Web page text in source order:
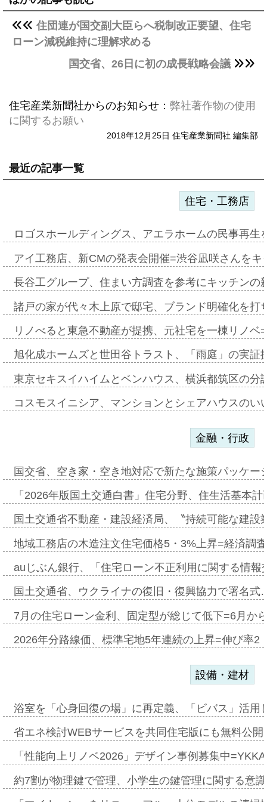
住団連が国交副大臣らへ税制改正要望、住宅
ローン減税維持に理解求める
国交省、26日に初の成長戦略会議
住宅産業新聞社からのお知らせ： 弊社著作物の使用
に関するお願い
2018年12月25日 住宅産業新聞社 編集部
最近の記事一覧
住宅・工務店
ロゴスホールディングス、アエラホームの民事再
アイ工務店、新CMの発表会開催=渋谷凪咲さんを
長谷工グループ、住まい方調査を参考にキッチン
諸戸の家が代々木上原で邸宅、ブランド明確化を
リノべると東急不動産が提携、元社宅を一棟リノ
旭化成ホームズと世田谷トラスト、「雨庭」の実
東京セキスイハイムとベンハウス、横浜都筑区の
コスモスイニシア、マンションとシェアハウスの
金融・行政
国交省、空き家・空き地対応で新たな施策パッケ
「2026年版国土交通白書」住宅分野、住生活基本
国土交通省不動産・建設経済局、〝持続可能な建
地域工務店の木造注文住宅価格5・3%上昇=経済調
auじぶん銀行、「住宅ローン不正利用に関する情
国土交通省、ウクライナの復旧・復興協力で署名
7月の住宅ローン金利、固定型が総じて低下=6月か
2026年分路線価、標準宅地5年連続の上昇=伸び率
設備・建材
浴室を「心身回復の場」に再定義、「ビバス」活
省エネ検討WEBサービスを共同住宅版にも無料公
「性能向上リノベ2026」デザイン事例募集中
約7割が物理鍵で管理、小学生の鍵管理に関する意